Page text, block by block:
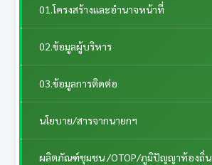
01.โครงสร้างและอำนาจหน้าที่
02.ข้อมูลผู้บริหาร
03.ข้อมูลการติดต่อ
นโยบาย/สารจากนายกฯ
ผลิตภัณฑ์ชุมชน /OTOP/ภูมิปัญญาท้องถิ่น